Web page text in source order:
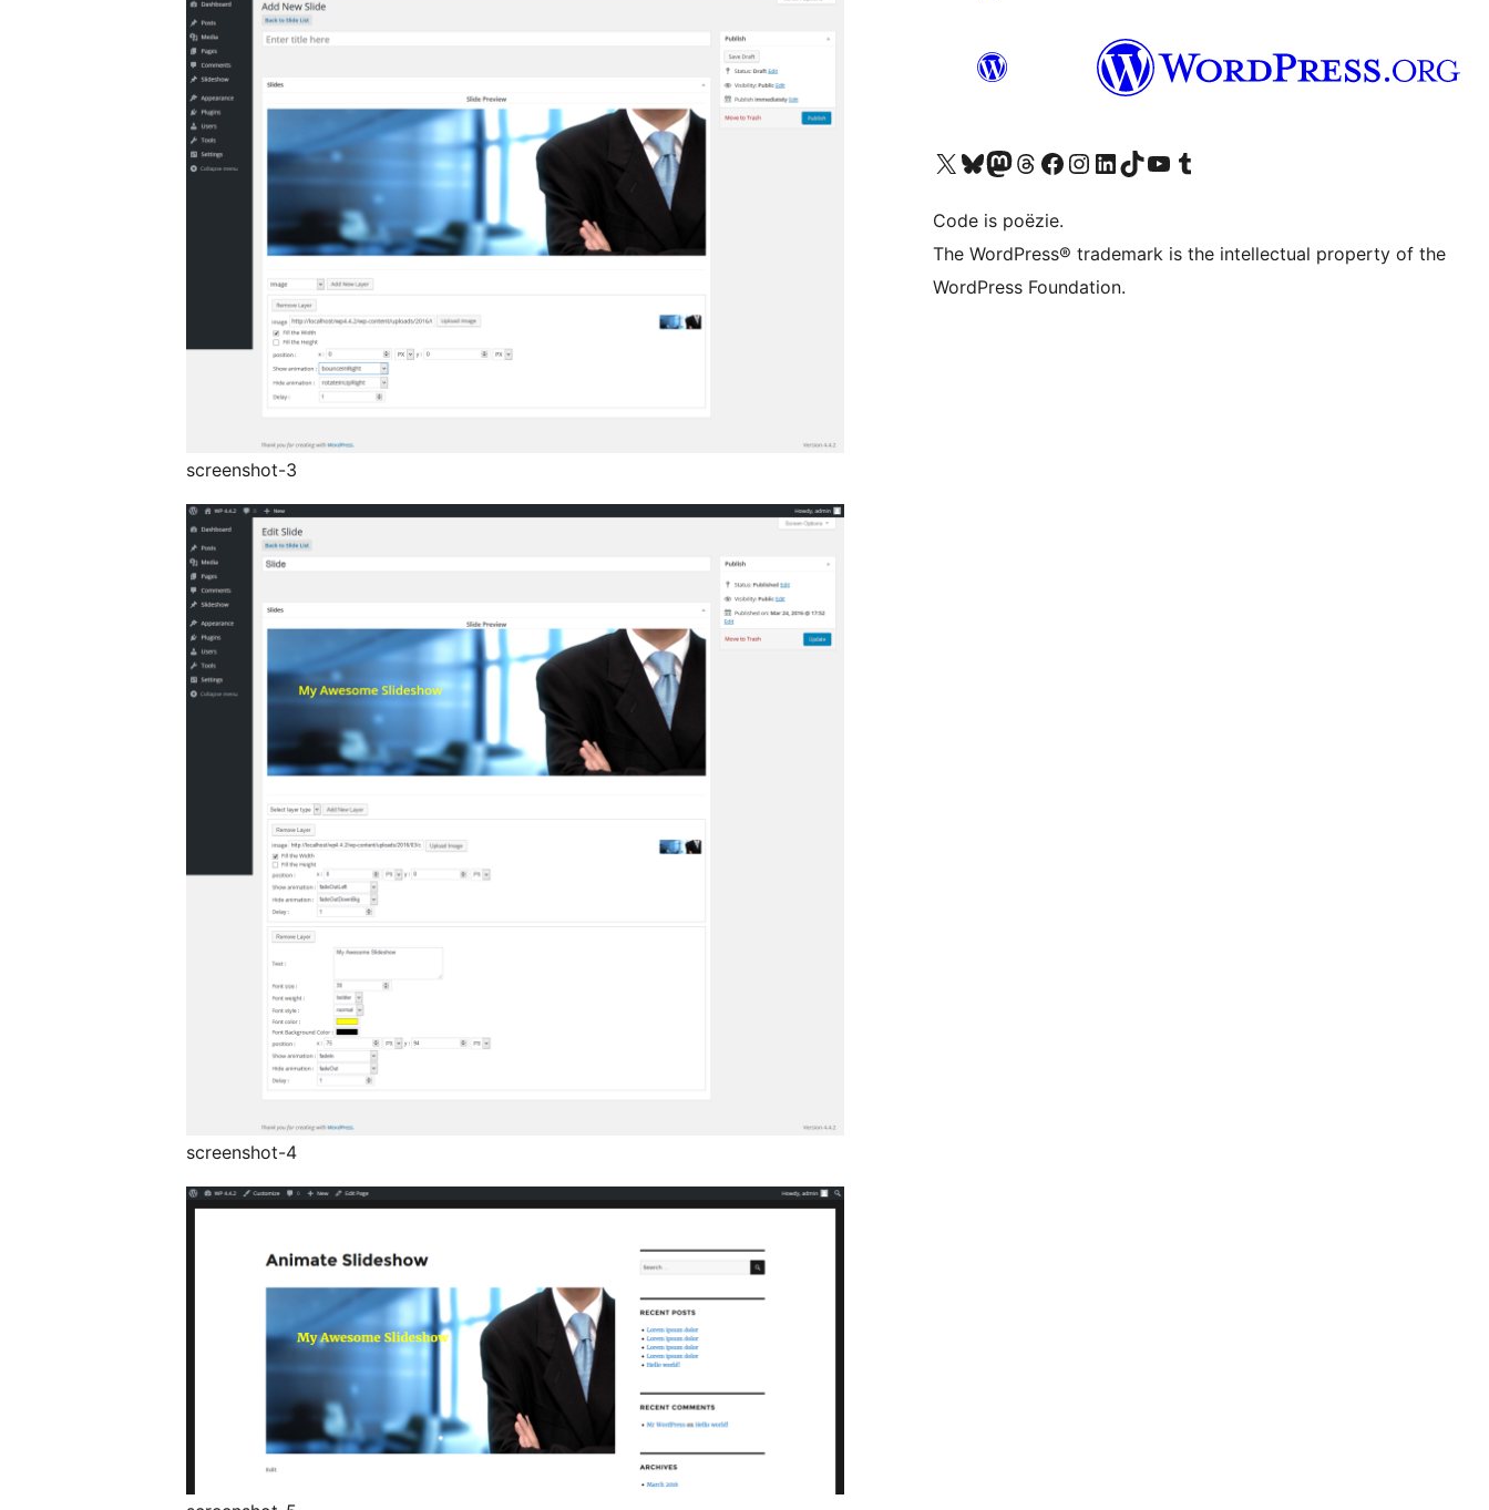
screenshot-3
screenshot-4
Bezoek ons X (voorheen Twitter) account
Bezoek ons Bluesky account
Bezoek ons Mastodon account
Bezoek ons Threads account
Onze Facebook pagina bezoeken
Bezoek ons Instagram account
Bezoek ons LinkedIn account
Bezoek ons TikTok account
Bezoek ons YouTube kanaalBezoek ons Tumblr account
Code is poëzie.
The WordPress® trademark is the intellectual property of the
WordPress Foundation.